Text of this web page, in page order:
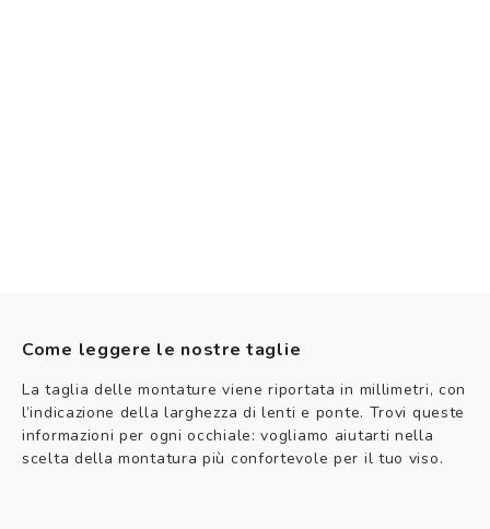
Come leggere le nostre taglie
La taglia delle montature viene riportata in millimetri, con
l’indicazione della larghezza di lenti e ponte. Trovi queste
informazioni per ogni occhiale: vogliamo aiutarti nella
scelta della montatura più confortevole per il tuo viso.